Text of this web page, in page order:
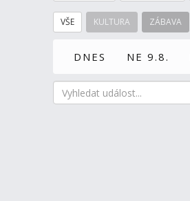
VŠE KULTURA ZÁBAVA
DNES NE 9.8.